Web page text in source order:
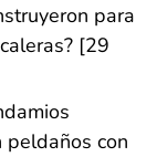
para
[29
con